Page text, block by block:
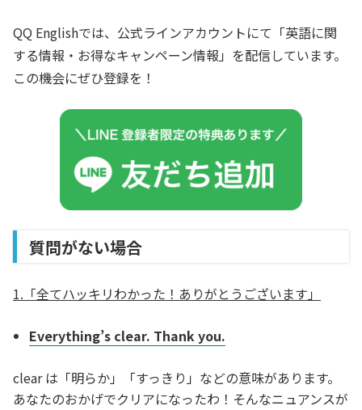
QQ Englishでは、公式ラインアカウントにて「英語に関
する情報・お得なキャンペーン情報」を配信しています。
この機会にぜひ登録を！
質問がない場合
1.「全てハッキリわかった！ありがとうございます」
Everything’s clear. Thank you.
clear は「明らか」「すっきり」などの意味があります。
あなたのおかげでクリアになったわ！そんなニュアンスが